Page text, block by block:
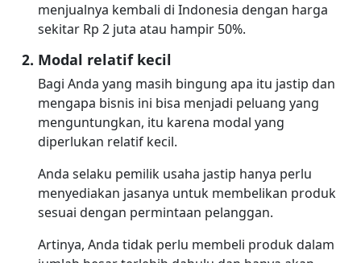
menjualnya kembali di Indonesia dengan harga
sekitar Rp 2 juta atau hampir 50%.
Modal relatif kecil
Bagi Anda yang masih bingung apa itu jastip dan
mengapa bisnis ini bisa menjadi peluang yang
menguntungkan, itu karena modal yang
diperlukan relatif kecil.
Anda selaku pemilik usaha jastip hanya perlu
menyediakan jasanya untuk membelikan produk
sesuai dengan permintaan pelanggan.
Artinya, Anda tidak perlu membeli produk dalam